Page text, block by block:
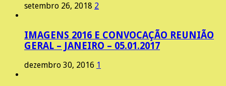
setembro 26, 2018 2
IMAGENS 2016 E CONVOCAÇÃO REUNIÃO
GERAL – JANEIRO – 05.01.2017
dezembro 30, 2016 1